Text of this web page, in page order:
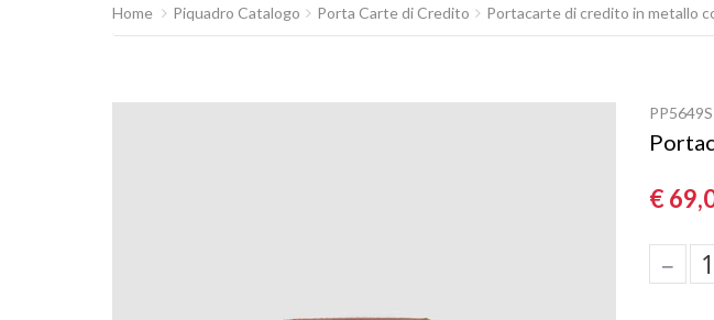
Home Piquadro Catalogo Porta Carte di Credito Portacarte di credito in metallo
€
–